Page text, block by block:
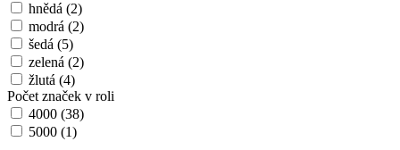
hnědá (2)
modrá (2)
šedá (5)
zelená (2)
žlutá (4)
Počet značek v roli
4000 (38)
5000 (1)